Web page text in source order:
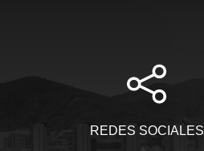
REDES SOCIALES